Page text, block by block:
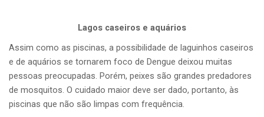
Lagos caseiros e aquários
Assim como as piscinas, a possibilidade de laguinhos caseiros
e de aquários se tornarem foco de Dengue deixou muitas
pessoas preocupadas. Porém, peixes são grandes predadores
de mosquitos. O cuidado maior deve ser dado, portanto, às
piscinas que não são limpas com frequência.